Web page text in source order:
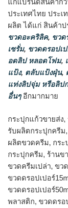
แก่แบรนด์สินค้ากว่
ประเทศไทย ประ
ผลิต ได้แก่ สินค้าป
ขวดอะคริลิค, ขวด
เซรั่ม, ขวดดรอปเ
อดลิป หลอดโฟม,
แป้ง, ตลับแป้งฝุ่น,
แท่งลิปจุ่ม หรือลิป
อื่นๆอีกมากมาย
กระปุกแก้วขายส่ง
รับผลิตกระปุกครีม
ผลิตขวดครีม, กระ
กระปุกครีม, ร้านข
ขวดครีมเปล่า, ขว
ขวดดรอปเปอร์
ขวดดรอปเปอร์
พลาสติก, ขวดดรอ